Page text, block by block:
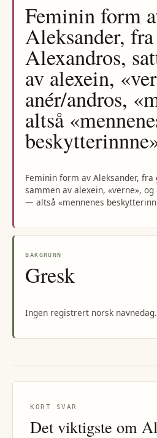
Feminin form
Aleksander,
Alexandros,
av alexein,
anér/andros,
altså
Feminin form av Aleksander,
sammen av alexein, «verne»,
— altså «mennenes
BAKGRUNN
Gresk
Ingen registrert norsk navnedag.
KORT SVAR
Det viktigste om